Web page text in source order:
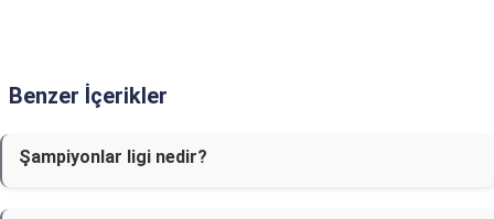
Benzer İçerikler
Şampiyonlar ligi nedir?